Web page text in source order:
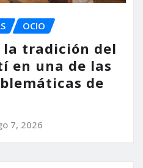
OCIO
la tradición del
en una de las
de
7, 2026